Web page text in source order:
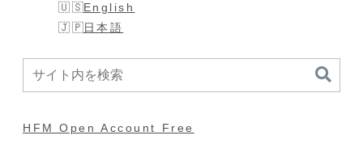
English
日本語
HFM Open Account Free